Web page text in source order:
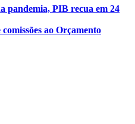
pandemia, PIB recua em 24
ao Orçamento